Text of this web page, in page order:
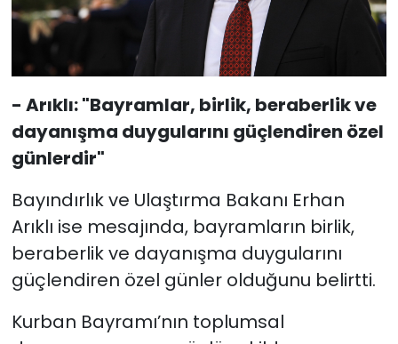
- Arıklı: "Bayramlar, birlik, beraberlik ve
dayanışma duygularını güçlendiren özel
günlerdir"
Bayındırlık ve Ulaştırma Bakanı Erhan
Arıklı ise mesajında, bayramların birlik,
beraberlik ve dayanışma duygularını
güçlendiren özel günler olduğunu belirtti.
Kurban Bayramı’nın toplumsal